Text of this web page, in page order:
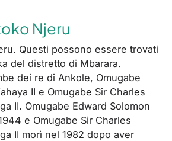
Njeru
Questi possono essere trovati
del distretto di Mbarara.
dei re di Ankole, Omugabe
II e Omugabe Sir Charles
II. Omugabe Edward Solomon
e Omugabe Sir Charles
II morì nel 1982 dopo aver